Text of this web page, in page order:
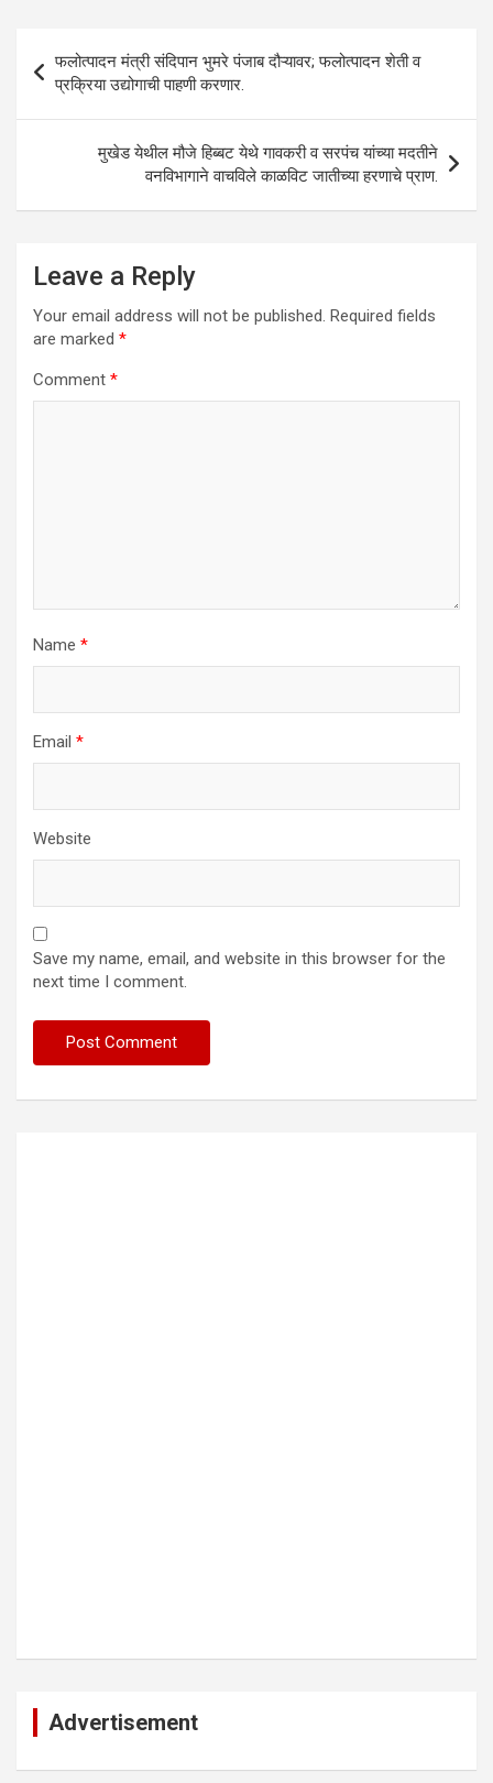
A
p
p
o
o
k
n
navigation
फलोत्पादन मंत्री संदिपान भुमरे पंजाब दौऱ्यावर; फलोत्पादन शेती व
प्रक्रिया उद्योगाची पाहणी करणार.
मुखेड येथील मौजे हिब्बट येथे गावकरी व सरपंच यांच्या मदतीने
वनविभागाने वाचविले काळविट जातीच्या हरणाचे प्राण.
Leave a Reply
Your email address will not be published. Required fields
are marked *
Comment *
Name *
Email *
Website
Save my name, email, and website in this browser for the
next time I comment.
Advertisement